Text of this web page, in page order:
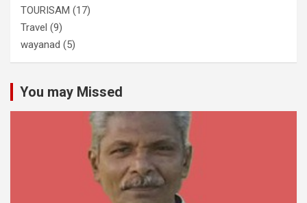
TOURISAM (17)
Travel (9)
wayanad (5)
You may Missed